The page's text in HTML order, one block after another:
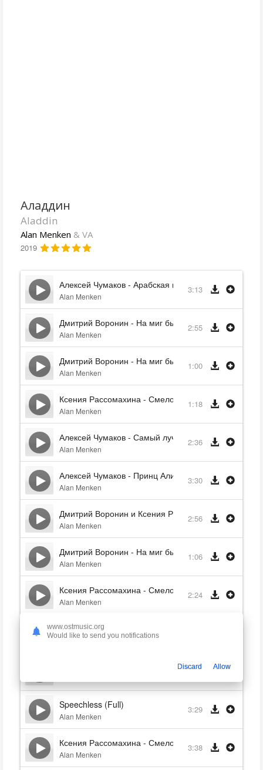
Аладдин
Aladdin
Alan Menken & VA
2019
Алексей Чумаков - Арабская ночь (2019)
Alan Menken
3:13
Дмитрий Воронин - На миг быстрее
Alan Menken
2:55
Дмитрий Воронин - На миг быстрее (Реприза)
Alan Menken
1:00
Ксения Рассомахина - Смелой (Часть 1)
Alan Menken
1:18
Алексей Чумаков - Самый лучший друг
Alan Menken
2:36
Алексей Чумаков - Принц Али
Alan Menken
3:30
Дмитрий Воронин и Ксения Рассомахина -
Alan Menken
2:56
Дмитрий Воронин - На миг быстрее (Реприза 2)
Alan Menken
1:06
Ксения Рассомахина - Смелой (Часть 2)
Alan Menken
2:24
A Whole New World (End Title)
Alan Menken
2:39
Speechless (Full)
Alan Menken
3:29
Ксения Рассомахина - Смелой (Полная версия)
Alan Menken
3:38
www.ostmusic.org
Would like to send you notifications
Discard Allow